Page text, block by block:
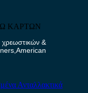
ΚΑΡΤΩΝ
&
Ανταλλακτικά